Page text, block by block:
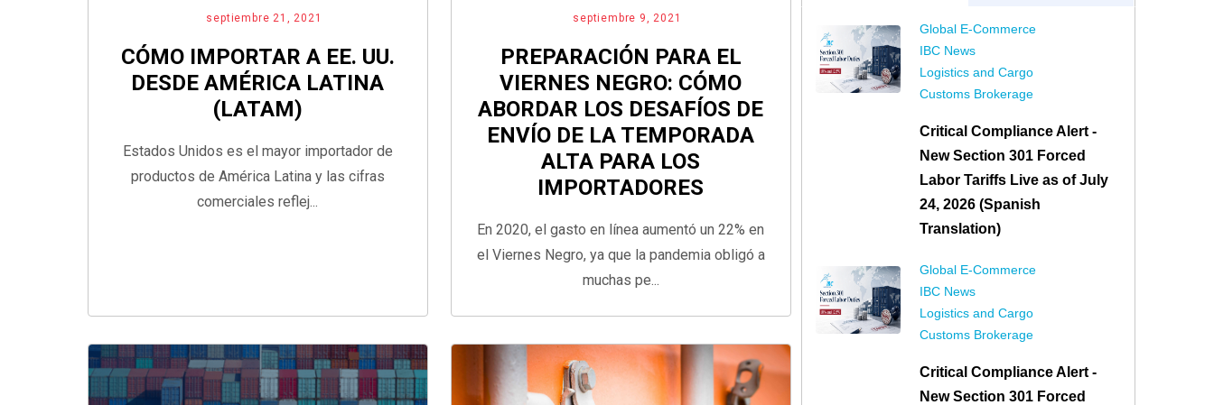
septiembre 21, 2021
CÓMO IMPORTAR A EE. UU.
DESDE AMÉRICA LATINA
(LATAM)
Estados Unidos es el mayor importador de
productos de América Latina y las cifras
comerciales reflej...
septiembre 9, 2021
PREPARACIÓN PARA EL
VIERNES NEGRO: CÓMO
ABORDAR LOS DESAFÍOS DE
ENVÍO DE LA TEMPORADA
ALTA PARA LOS
IMPORTADORES
En 2020, el gasto en línea aumentó un 22% en
el Viernes Negro, ya que la pandemia obligó a
muchas pe...
Global E-Commerce
IBC News
Logistics and Cargo
Customs Brokerage
Critical Compliance Alert -
New Section 301 Forced
Labor Tariffs Live as of July
24, 2026 (Spanish
Translation)
Global E-Commerce
IBC News
Logistics and Cargo
Customs Brokerage
Critical Compliance Alert -
New Section 301 Forced